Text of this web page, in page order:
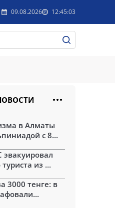
09.08.2026 12:45:03
в Алматы
с 8...
из ...
3000 тенге: в